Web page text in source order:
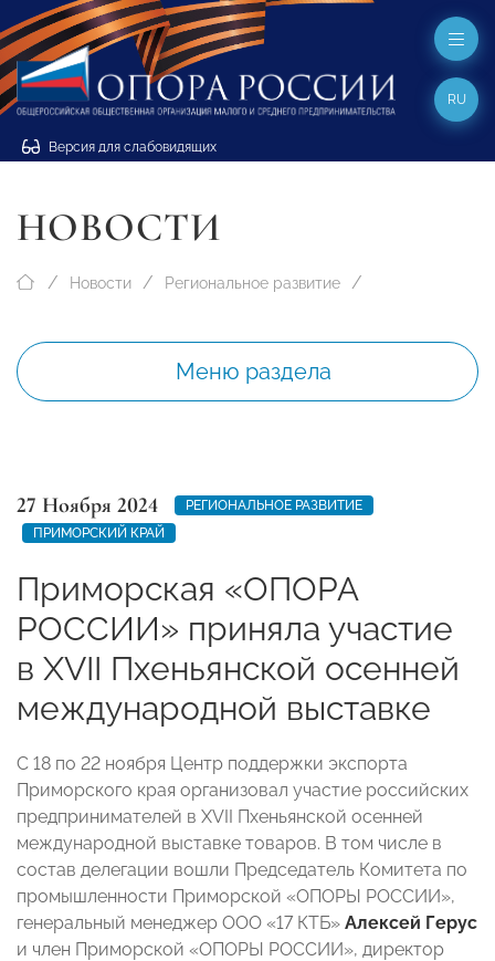
Версия для слабовидящих
RU
НОВОСТИ
Новости Региональное развитие
Меню раздела
27 Ноября 2024
РЕГИОНАЛЬНОЕ РАЗВИТИЕ
ПРИМОРСКИЙ КРАЙ
Приморская «ОПОРА
РОССИИ» приняла участие
в XVII Пхеньянской осенней
международной выставке
С 18 по 22 ноября Центр поддержки экспорта
Приморского края организовал участие российских
предпринимателей в XVII Пхеньянской осенней
международной выставке товаров. В том числе в
состав делегации вошли Председатель Комитета по
промышленности Приморской «ОПОРЫ РОССИИ»,
генеральный менеджер ООО «17 КТБ» Алексей Герус
и член Приморской «ОПОРЫ РОССИИ», директор